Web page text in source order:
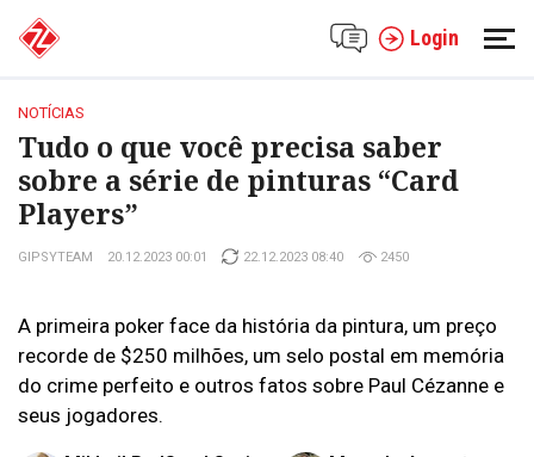
Login
NOTÍCIAS
Tudo o que você precisa saber
sobre a série de pinturas “Card
Players”
GIPSYTEAM 20.12.2023 00:01 22.12.2023 08:40 2450
A primeira poker face da história da pintura, um preço
recorde de $250 milhões, um selo postal em memória
do crime perfeito e outros fatos sobre Paul Cézanne e
seus jogadores.